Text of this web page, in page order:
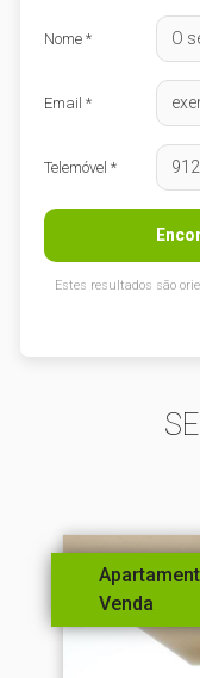
Nome *
Email *
Telemóvel *
Estes resultados são
Venda